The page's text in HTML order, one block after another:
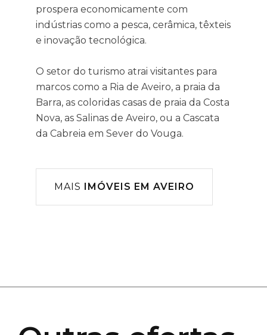
prospera economicamente com
indústrias como a pesca, cerâmica, têxteis
e inovação tecnológica.
O setor do turismo atrai visitantes para
marcos como a Ria de Aveiro, a praia da
Barra, as coloridas casas de praia da Costa
Nova, as Salinas de Aveiro, ou a Cascata
da Cabreia em Sever do Vouga.
MAIS IMÓVEIS EM AVEIRO